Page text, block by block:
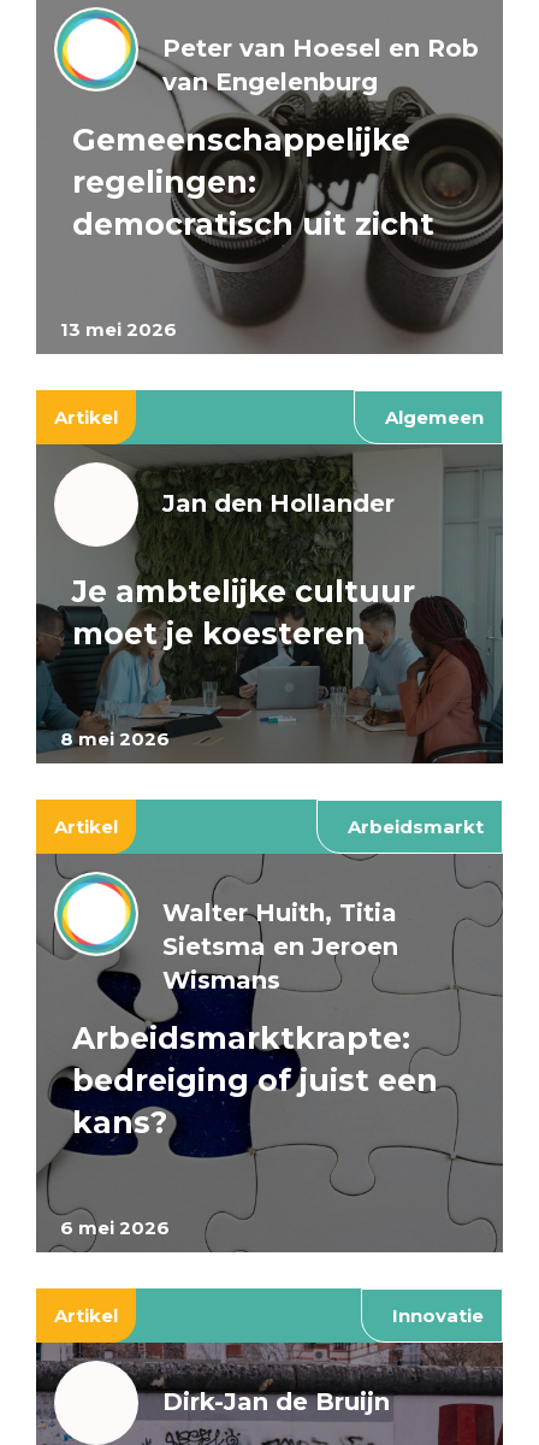
13 mei 2026
Peter van Hoesel en Rob
van Engelenburg
Gemeenschappelijke
regelingen:
democratisch uit zicht
Artikel Algemeen
8 mei 2026
Jan den Hollander
Je ambtelijke cultuur
moet je koesteren
Artikel Arbeidsmarkt
6 mei 2026
Walter Huith, Titia
Sietsma en Jeroen
Wismans
Arbeidsmarktkrapte:
bedreiging of juist een
kans?
Artikel Innovatie
Dirk-Jan de Bruijn